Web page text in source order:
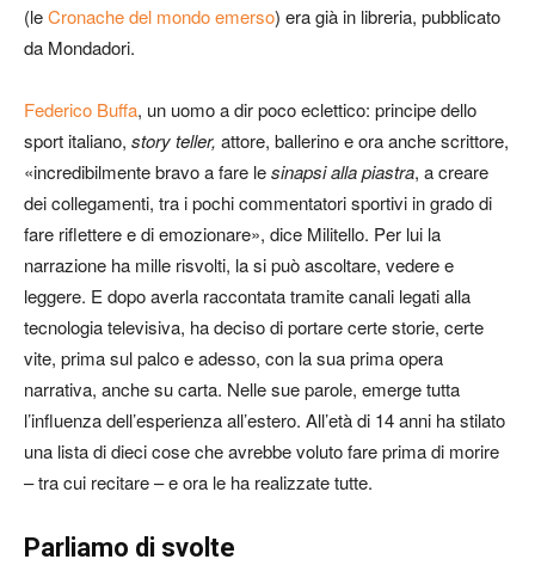
(leCronache del mondo emerso) era già in libreria, pubblicato
da Mondadori.
Federico Buffa, un uomo a dir poco eclettico: principe dello
sport italiano, story teller, attore, ballerino e ora anche scrittore,
«incredibilmente bravo a fare lesinapsi alla piastra, a creare
dei collegamenti, tra i pochi commentatori sportivi in grado di
fare riflettere e di emozionare», dice Militello. Per lui la
narrazione ha mille risvolti, la si può ascoltare, vedere e
leggere. E dopo averla raccontata tramite canali legati alla
tecnologia televisiva, ha deciso di portare certe storie, certe
vite, prima sul palco e adesso, con la sua prima opera
narrativa, anche su carta. Nelle sue parole, emerge tutta
l’influenza dell’esperienza all’estero. All’età di 14 anni ha stilato
una lista di dieci cose che avrebbe voluto fare prima di morire
– tra cui recitare – e ora le ha realizzate tutte.
Parliamo di svolte